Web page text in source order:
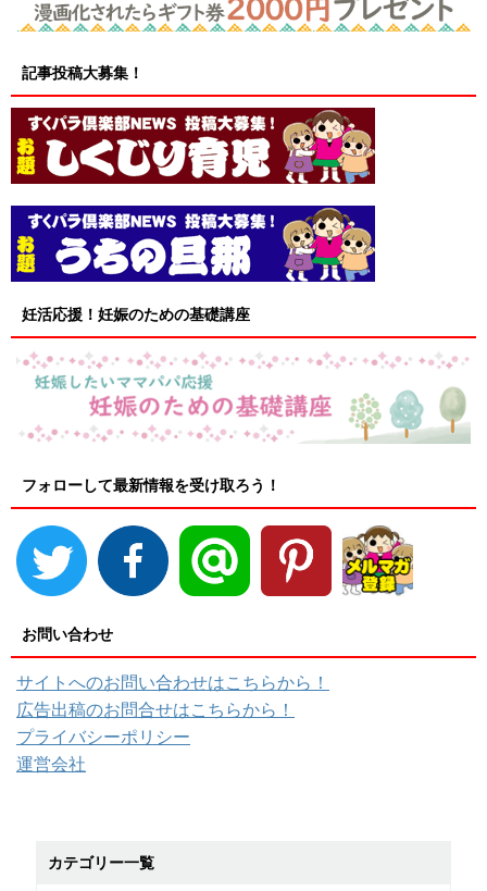
記事投稿大募集！
妊活応援！妊娠のための基礎講座
フォローして最新情報を受け取ろう！
お問い合わせ
サイトへのお問い合わせはこちらから！
広告出稿のお問合せはこちらから！
プライバシーポリシー
運営会社
カテゴリー一覧